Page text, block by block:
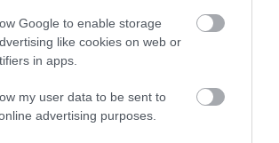
Google to enable storage
like cookies on web or
in apps.
my user data to be sent to
advertising purposes.
ÚJ HŰTŐRENDSZER A MARKHOT FERENC
2026. augusztus 06|Eger ügye